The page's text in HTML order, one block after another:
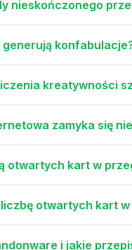
nieskończonego
kreatywności
zamyka się
otwartych kart w
liczbę otwartych kart
i jakie